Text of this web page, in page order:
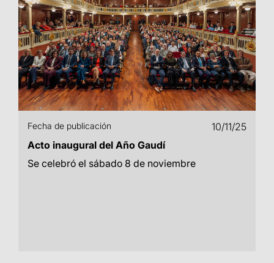
Fecha de publicación
10/11/25
Acto inaugural del Año Gaudí
Se celebró el sábado 8 de noviembre